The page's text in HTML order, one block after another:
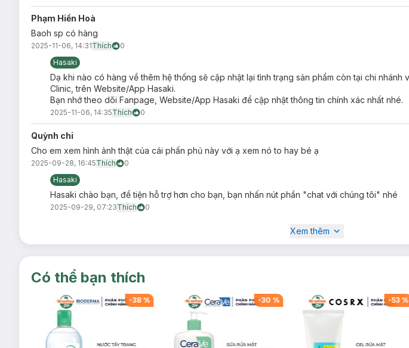
Dung tích:1g
Xuất xứ thương hiệu:
Nơi sản xuất:
Lưu ý: Tác dụng có thể khác nhau tuỳ cơ địa của người dùng
Phạm Hiền Hoà
Baoh sp có hàng
2025-11-06, 14:31Thích
0
Hasaki
Dạ khi nào có hàng về thêm hệ thống sẽ cập nhật lại tình trạng sản phẩm còn tại chi
Clinic, trên Website/App Hasaki.
Bạn nhớ theo dõi Fanpage, Website/App Hasaki để cập nhật thông tin chính xác nhất nhé.
2025-11-06, 14:35Thích 0
Quỳnh chi
Cho em xem hình ảnh thật của cái phấn phủ này với ạ xem nó to hay bé ạ
2025-09-28, 16:45Thích
0
Hasaki
Hasaki chào bạn, để tiện hỗ trợ hơn cho bạn, bạn nhấn nút phần "chat với chúng tôi" nhé
2025-09-29, 07:23Thích 0
Xem thêm
Có thể bạn thích
-38% -30 % -53%